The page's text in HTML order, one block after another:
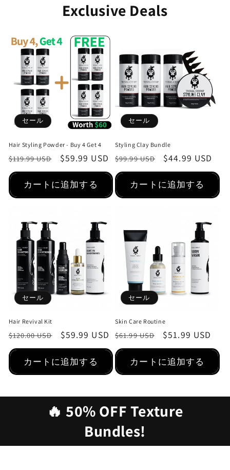
Exclusive Deals
セール
Hair Styling Powder - Buy 4 Get 4
通
常
価
格
$119.99 USD
セ
ー
ル
価
$59.99 USD
カートに追加する
セール
Styling Clay Bundle
通
常
価
格
$99.99 USD
セ
ー
ル
価
$44.99 USD
カートに追加する
セール
Hair Revival Kit
通
常
価
格
$120.00 USD
セ
ー
ル
価
$59.99 USD
カートに追加する
セール
Skin Care Routine
通
常
価
格
$61.99 USD
セ
ー
ル
価
$51.99 USD
カートに追加する
🔥 50% OFF Texture
Bundles!